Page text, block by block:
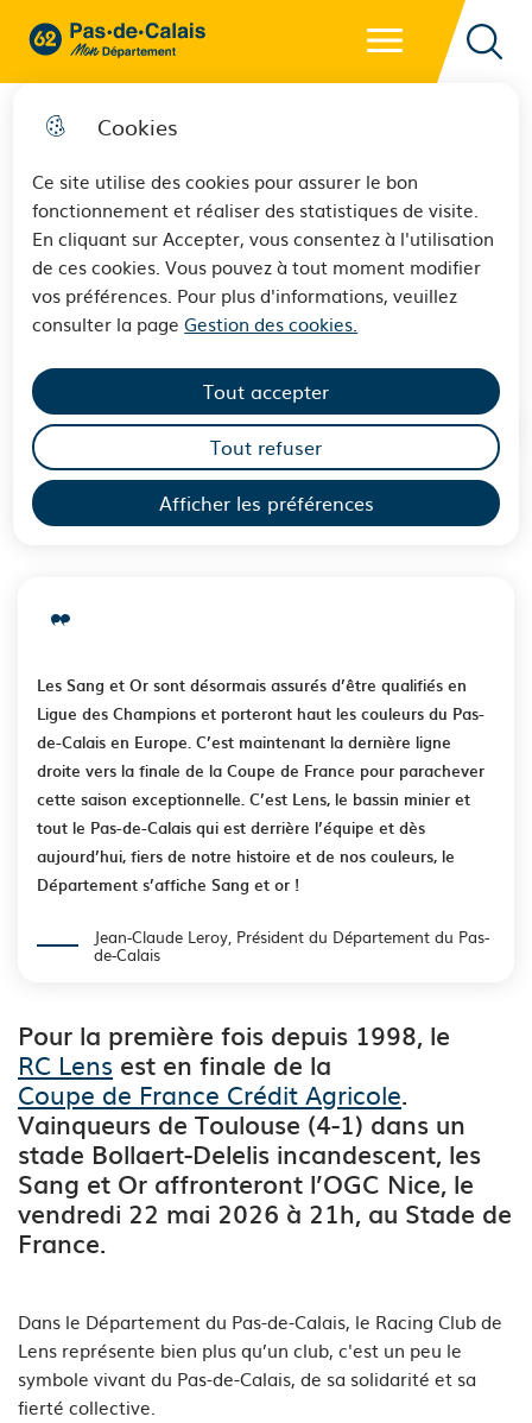
Cookies
Ce site utilise des cookies pour assurer le bon
fonctionnement et réaliser des statistiques de visite.
En cliquant sur Accepter, vous consentez à l'utilisation
de ces cookies. Vous pouvez à tout moment modifier
vos préférences. Pour plus d'informations, veuillez
consulter la pageGestion des cookies.
Afficher les préférences
Tout accepter
Tout refuser
62 - Pas-de-Calais Mon Département - Retour à l'accueil
Finale de Coupe de France - Le
Département du Pas-de-Calais
s’affiche Sang et Or !
Les Sang et Or sont désormais assurés d’être qualifiés en
Ligue des Champions et porteront haut les couleurs du Pas-
de-Calais en Europe. C’est maintenant la dernière ligne
droite vers la finale de la Coupe de France pour parachever
cette saison exceptionnelle. C’est Lens, le bassin minier et
tout le Pas-de-Calais qui est derrière l’équipe et dès
aujourd’hui, fiers de notre histoire et de nos couleurs, le
Département s’affiche Sang et or !
Jean-Claude Leroy, Président du Département du Pas-
de-Calais
Pour la première fois depuis 1998, le
RC Lens est en finale de la
Coupe de France Crédit Agricole.
Vainqueurs de Toulouse (4-1) dans un
stade Bollaert-Delelis incandescent, les
Sang et Or affronteront l’OGC Nice, le
vendredi 22 mai 2026 à 21h, au Stade de
France.
Dans le Département du Pas-de-Calais, le Racing Club de
Lens représente bien plus qu’un club, c'est un peu le
symbole vivant du Pas-de-Calais, de sa solidarité et sa
fierté collective.